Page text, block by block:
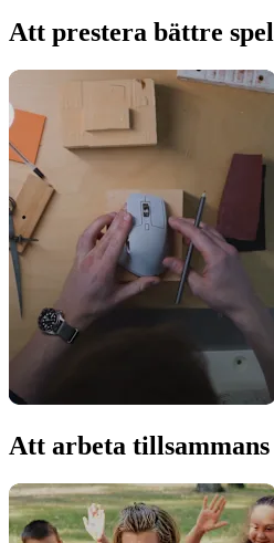
Att prestera bättre
Att arbeta